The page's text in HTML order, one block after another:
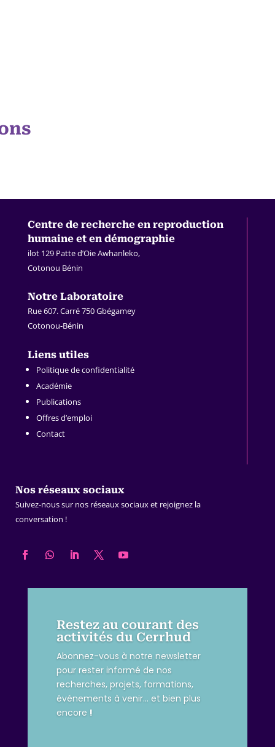
Centre de recherche en reproduction
humaine et en démographie
ilot 129 Patte d’Oie Awhanleko,
Cotonou Bénin
Notre Laboratoire
Rue 607. Carré 750 Gbégamey
Cotonou-Bénin
Liens utiles
Politique de confidentialité
Académie
Publications
Offres d’emploi
Contact
Nos réseaux sociaux
Suivez-nous sur nos réseaux sociaux et rejoignez la
conversation !
Restez au courant des
activités du Cerrhud
Abonnez-vous à notre newsletter
pour rester informé de nos
recherches, projets, formations,
événements à venir… et bien plus
encore !